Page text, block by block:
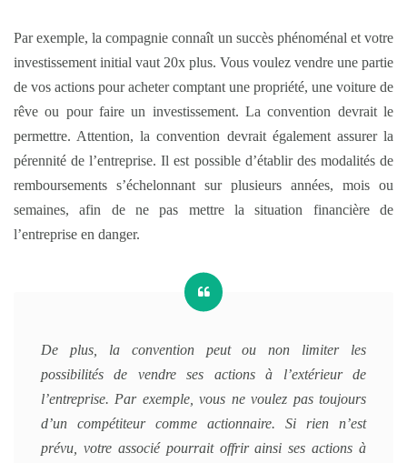
Par exemple, la compagnie connaît un succès phénoménal et votre
investissement initial vaut 20x plus. Vous voulez vendre une partie
de vos actions pour acheter comptant une propriété, une voiture de
rêve ou pour faire un investissement. La convention devrait le
permettre. Attention, la convention devrait également assurer la
pérennité de l’entreprise. Il est possible d’établir des modalités de
remboursements s’échelonnant sur plusieurs années, mois ou
semaines, afin de ne pas mettre la situation financière de
l’entreprise en danger.
De plus, la convention peut ou non limiter les
possibilités de vendre ses actions à l’extérieur de
l’entreprise. Par exemple, vous ne voulez pas toujours
d’un compétiteur comme actionnaire. Si rien n’est
prévu, votre associé pourrait offrir ainsi ses actions à